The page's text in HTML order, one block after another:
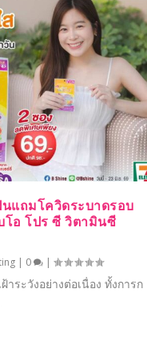
แถมโควิดระบาดรอบ
โอ โปร ซี วิตามินซี
| 0 |
ระวังอย่างต่อเนื่อง ทั้งการก